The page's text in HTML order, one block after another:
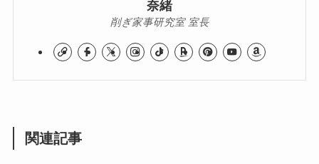
奈緒
削ぎ家事研究室 室長
関連記事